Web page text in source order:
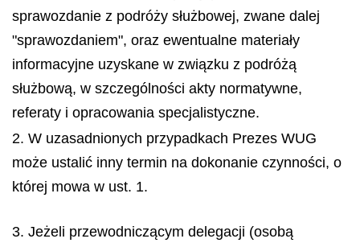
sprawozdanie z podróży służbowej, zwane dalej
"sprawozdaniem", oraz ewentualne materiały
informacyjne uzyskane w związku z podróżą
służbową, w szczególności akty normatywne,
referaty i opracowania specjalistyczne.
2. W uzasadnionych przypadkach Prezes WUG
może ustalić inny termin na dokonanie czynności, o
której mowa w ust. 1.
3. Jeżeli przewodniczącym delegacji (osobą